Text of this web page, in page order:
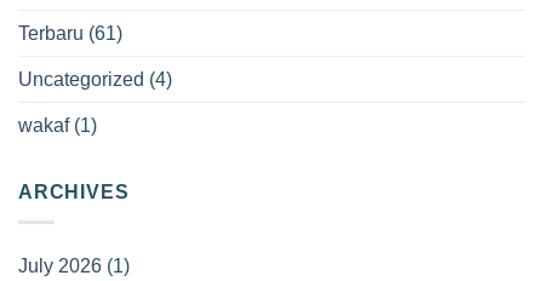
Terbaru (61)
Uncategorized (4)
wakaf(1)
ARCHIVES
July 2026 (1)